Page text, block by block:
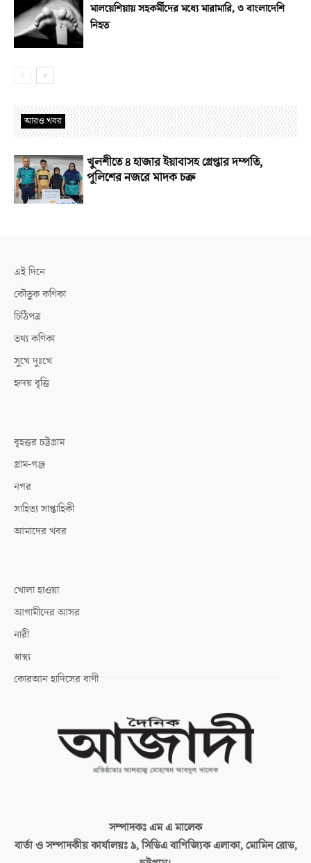
মালয়েশিয়ায় সহকর্মীদের মধ্যে মারামারি, ৩ বাংলাদেশি
নিহত
আরও খবর
খুলশীতে ৪ হাজার ইয়াবাসহ গ্রেপ্তার দম্পতি,
পুলিশের নজরে মাদক চক্র
এই দিনে
কৌতুক কণিকা
চিঠিপত্র
তথ্য কণিকা
সুখে দুঃখে
হৃদয় বৃত্তি
বৃহত্তর চট্টগ্রাম
গ্রাম-গঞ্জ
নগর
সাহিত্য সাপ্তাহিকী
আমাদের খবর
খোলা হাওয়া
আগামীদের আসর
নারী
স্বাস্থ্য
কোরআন হাদিসের বাণী
সম্পাদকঃএম এ মালেক
বার্তা ও সম্পাদকীয় কার্যালয়ঃ৯, সিডিএ বাণিজ্যিক এলাকা, মোমিন রোড,